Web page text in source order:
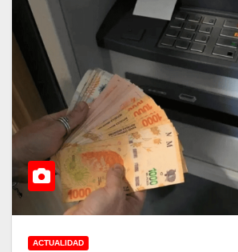
ACTUALIDAD